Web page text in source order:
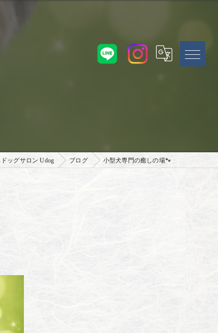
ッグサロン Udog ブログ 小型犬専門の癒しの場🐾